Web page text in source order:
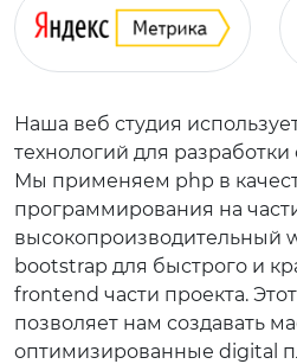
Наша веб студия
технологий для
Мы применяем php в
программирования на
высокопроизводительный
bootstrap для быстрого и
frontend части проекта.
позволяет нам создавать
оптимизированные digital